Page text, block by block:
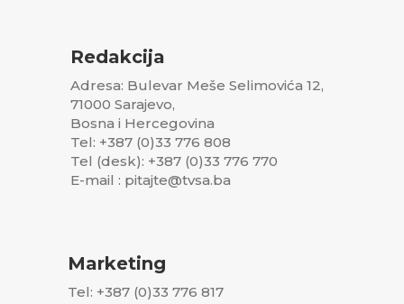
Redakcija
Adresa: Bulevar Meše Selimovića 12,
71000 Sarajevo,
Bosna i Hercegovina
Tel: +387 (0)33 776 808
Tel (desk): +387 (0)33 776 770
E-mail : pitajte@tvsa.ba
Marketing
Tel: +387 (0)33 776 817